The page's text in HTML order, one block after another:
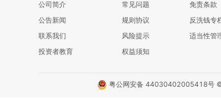
公司简介
公告新闻
联系我们
投资者教育
常见问题
规则协议
风险提示
权益须知
免责条款
反洗钱专
适当性管
粤公网安备 44030402005418号